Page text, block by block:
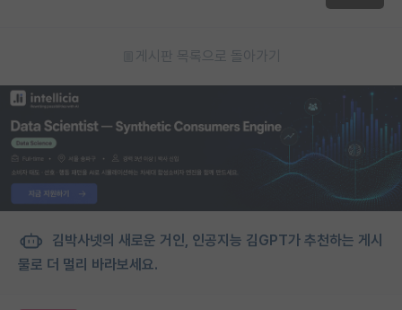
게시판 목록으로 돌아가기
김박사넷의 새로운 거인, 인공지능 김GPT가 추천하는 게시
물로 더 멀리 바라보세요.